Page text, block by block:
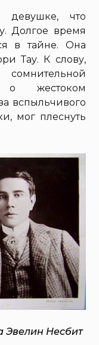
девушке, что
Долгое время
в тайне. Она
Тау. К слову,
о жестоком
вспыльчивого
мог плеснуть
Эвелин Несбит